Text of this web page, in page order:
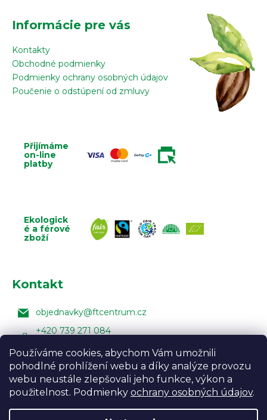
Používáme cookies, abychom Vám umožnili
pohodlné prohlížení webu a díky analýze provozu
webu neustále zlepšovali jeho funkce, výkon a
použitelnost. Podmienky ochrany osobných údajov.
Informácie pre vás
Kontakty
Obchodné podmienky
Podmienky ochrany osobných údajov
Poučenie o odstúpení od zmluvy
Přijímáme
on-line
platby
Ekologick
é a férové
zboží
Kontakt
objednavky@ftcentrum.cz
+420 739 271 084
Facebook Fair Trade Centra
FairTradeCentrumcz